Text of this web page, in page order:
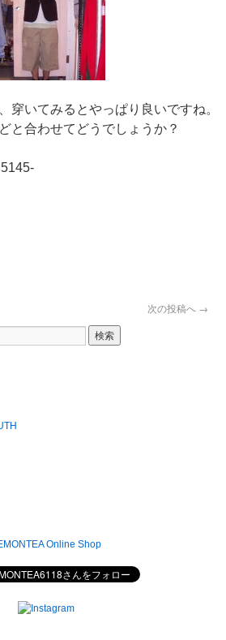
穿いてみるとやっぱり良いですね。
と合わせてどうでしょうか？
次の投稿へ →
Online Shop